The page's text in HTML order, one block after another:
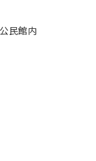
民館内